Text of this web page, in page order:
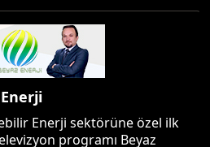
Enerji sektörüne özel ilk
programı Beyaz